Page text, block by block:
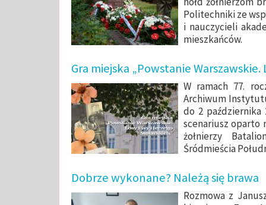
Politechniki ze
i nauczycieli
mieszkańców.
Gra miejska „Powstanie
W ramach 77.
Archiwum
do 2 października
scenariusz oparto
żołnierzy
Śródmieścia
Dobrze wykonane? Należą się brawa
Rozmowa z